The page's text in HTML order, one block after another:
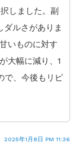
しました。副
ダルさがありま
いものに対す
大幅に減り、1
で、今後もリピ
2025年1月8日 PM 11:36